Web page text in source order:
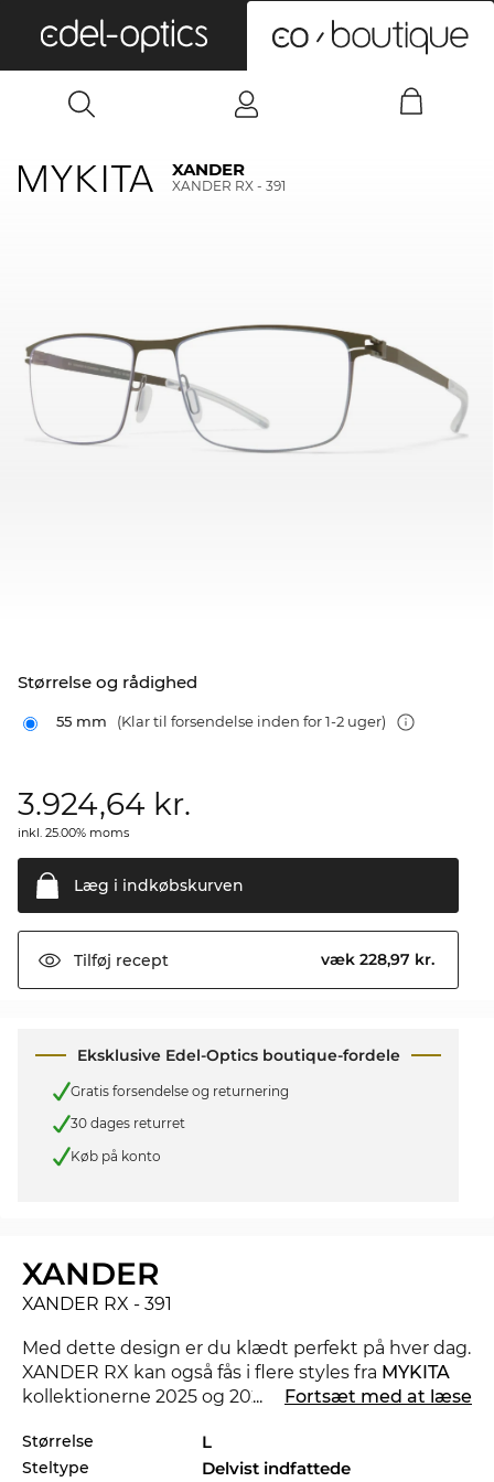
XANDER
XANDER RX - 391
Størrelse og rådighed
55 mm (Klar til forsendelse inden for 1-2 uger)
3.924,64 kr.
inkl. 25.00% moms
Læg i indkøbskurven
Tilføj recept væk 228,97 kr.
Eksklusive Edel-Optics boutique-fordele
Gratis forsendelse og returnering
30 dages returret
Køb på konto
XANDER
XANDER RX - 391
Med dette design er du klædt perfekt på hver dag.
XANDER RX kan også fås i flere styles fra MYKITA
kollektionerne 2025 og 2026 i Edel-Optics
... Fortsæt med at læse
Størrelse L
Steltype Delvist indfattede